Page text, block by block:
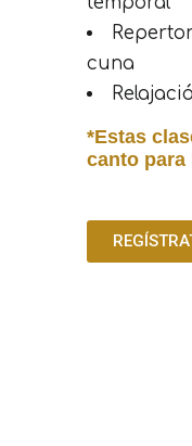
cuna
*Estas
canto para